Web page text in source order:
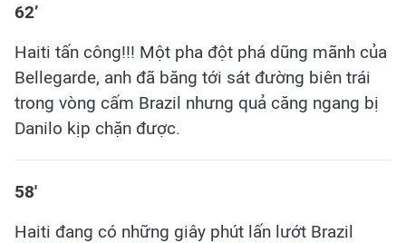
62’
Haiti tấn công!!! Một pha đột phá dũng mãnh của
Bellegarde, anh đã băng tới sát đường biên trái
trong vòng cấm Brazil nhưng quả căng ngang bị
Danilo kịp chặn được.
58'
Haiti đang có những giây phút lấn lướt Brazil